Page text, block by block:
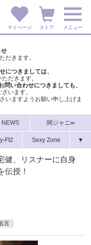
マイページ ストア メニュー
だきます。
につきましては、
だきます。
問い合わせにつきましても、
います。
いますようお願い申し上げま
NEWS 関ジャニ∞
Ft2 Sexy Zone ▼
健、リスナーに自身
伝授！
言